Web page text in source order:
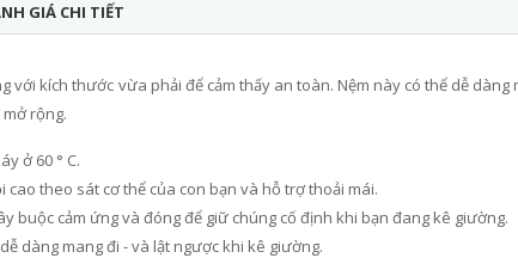
GIÁ CHI TIẾT
với kích thước vừa phải để cảm thấy an toàn. Nệm này có thể dễ
rộng.
ở 60 ° C.
cao theo sát cơ thể của con bạn và hỗ trợ thoải mái.
buộc cảm ứng và đóng để giữ chúng cố định khi bạn đang kê giường.
dàng mang đi - và lật ngược khi kê giường.